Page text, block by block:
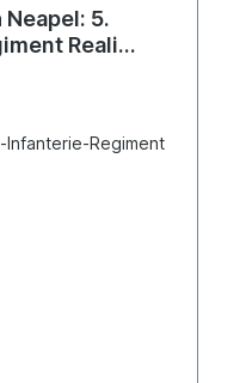
5.
Reali
Infanterie-Regiment